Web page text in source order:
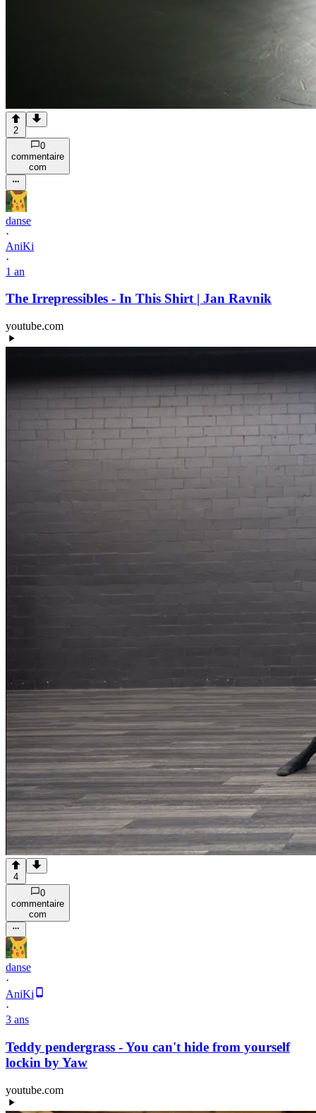
2
0
commentaire
com
danse
·
AniKi
·
1 an
The Irrepressibles - In This Shirt | Jan Ravnik
youtube.com
4
0
commentaire
com
danse
·
AniKi
·
3 ans
Teddy pendergrass - You can't hide from yourself
lockin by Yaw
youtube.com